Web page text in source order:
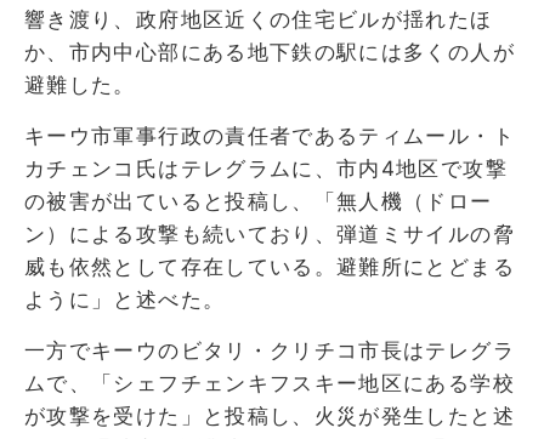
響き渡り、政府地区近くの住宅ビルが揺れたほ
か、市内中心部にある地下鉄の駅には多くの人が
避難した。
キーウ市軍事行政の責任者であるティムール・ト
カチェンコ氏はテレグラムに、市内4地区で攻撃
の被害が出ていると投稿し、「無人機（ドロー
ン）による攻撃も続いており、弾道ミサイルの脅
威も依然として存在している。避難所にとどまる
ように」と述べた。
一方でキーウのビタリ・クリチコ市長はテレグラ
ムで、「シェフチェンキフスキー地区にある学校
が攻撃を受けた」と投稿し、火災が発生したと述